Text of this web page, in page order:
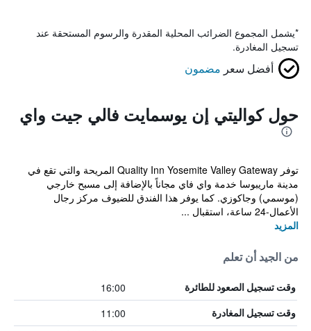
*يشمل المجموع الضرائب المحلية المقدرة والرسوم المستحقة عند
تسجيل المغادرة.
أفضل سعر مضمون
حول كواليتي إن يوسمايت فالي جيت واي
توفر Quality Inn Yosemite Valley Gateway المريحة والتي تقع في
مدينة ماريبوسا خدمة واي فاي مجاناً بالإضافة إلى مسبح خارجي
(موسمي) وجاكوزي. كما يوفر هذا الفندق للضيوف مركز رجال
الأعمال-24 ساعة، استقبال ...
المزيد
من الجيد أن تعلم
وقت تسجيل الصعود للطائرة 16:00
وقت تسجيل المغادرة 11:00